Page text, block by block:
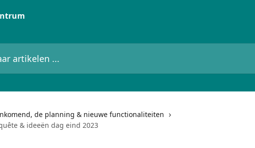
...
de planning & nieuwe functionaliteiten
& ideeën dag eind 2023